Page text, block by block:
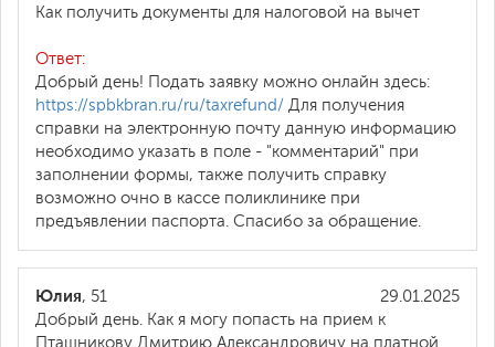
Как получить документы для налоговой на вычет
Ответ:
Добрый день! Подать заявку можно онлайн здесь:
https://spbkbran.ru/ru/taxrefund/ Для получения
справки на электронную почту данную информацию
необходимо указать в поле - "комментарий" при
заполнении формы, также получить справку
возможно очно в кассе поликлинике при
предъявлении паспорта. Спасибо за обращение.
29.01.2025
Юлия, 51
Добрый день. Как я могу попасть на прием к
Пташникову Дмитрию Александровичу на платной